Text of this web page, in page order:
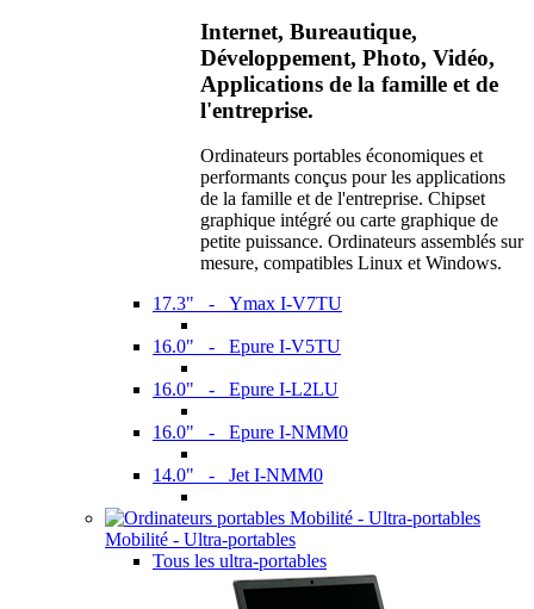
Internet, Bureautique,
Développement, Photo, Vidéo,
Applications de la famille et de
l'entreprise.
Ordinateurs portables économiques et
performants conçus pour les applications
de la famille et de l'entreprise. Chipset
graphique intégré ou carte graphique de
petite puissance. Ordinateurs assemblés sur
mesure, compatibles Linux et Windows.
17.3" - Ymax I-V7TU
16.0" - Epure I-V5TU
16.0" - Epure I-L2LU
16.0" - Epure I-NMM0
14.0" - Jet I-NMM0
Mobilité - Ultra-portables
Tous les ultra-portables